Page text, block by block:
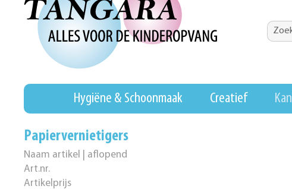
Hygiëne & Schoonmaak Creatief
Papiervernietigers
Naam artikel | aflopend
Art.nr.
Artikelprijs